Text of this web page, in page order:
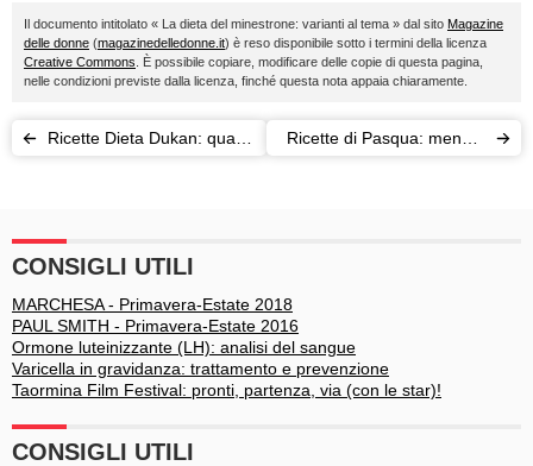
Il documento intitolato « La dieta del minestrone: varianti al tema » dal sito Magazine
delle donne (magazinedelledonne.it) è reso disponibile sotto i termini della licenza
Creative Commons . È possibile copiare, modificare delle copie di questa pagina,
nelle condizioni previste dalla licenza, finché questa nota appaia chiaramente.
Ricette Dieta Dukan: quali
Ricette di Pasqua: menù a
CONSIGLI UTILI
MARCHESA - Primavera-Estate 2018
PAUL SMITH - Primavera-Estate 2016
Ormone luteinizzante (LH): analisi del sangue
Varicella in gravidanza: trattamento e prevenzione
Taormina Film Festival: pronti, partenza, via (con le star)!
CONSIGLI UTILI